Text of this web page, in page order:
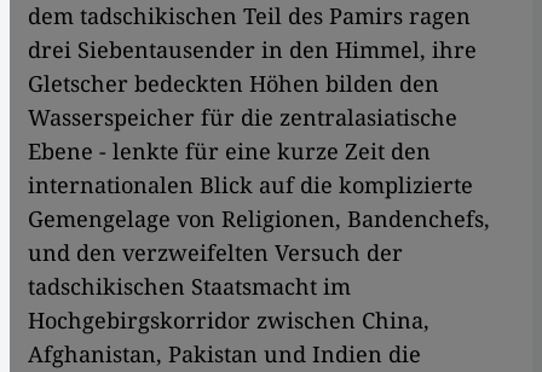
dem tadschikischen Teil des Pamirs ragen
drei Siebentausender in den Himmel, ihre
Gletscher bedeckten Höhen bilden den
Wasserspeicher für die zentralasiatische
Ebene - lenkte für eine kurze Zeit den
internationalen Blick auf die komplizierte
Gemengelage von Religionen, Bandenchefs,
und den verzweifelten Versuch der
tadschikischen Staatsmacht im
Hochgebirgskorridor zwischen China,
Afghanistan, Pakistan und Indien die